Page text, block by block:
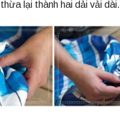
lại thành hai dải vải dài.